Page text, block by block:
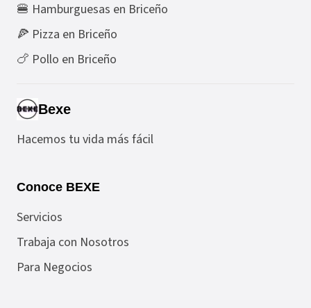
🍔 Hamburguesas en Briceño
🍕 Pizza en Briceño
🍗 Pollo en Briceño
Bexe
Hacemos tu vida más fácil
Conoce BEXE
Servicios
Trabaja con Nosotros
Para Negocios